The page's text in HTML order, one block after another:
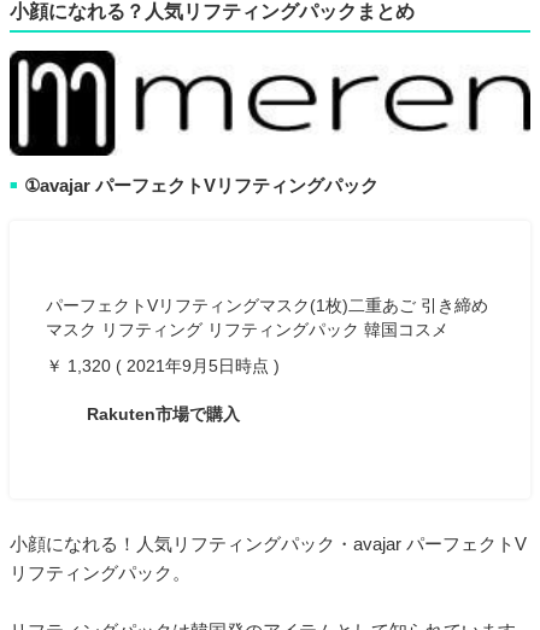
小顔になれる？人気リフティングパックまとめ
■ ①avajar パーフェクトVリフティングパック
パーフェクトVリフティングマスク(1枚)二重あご 引き締め
マスク リフティング リフティングパック 韓国コスメ
￥ 1,320 ( 2021年9月5日時点 )
Rakuten市場で購入
小顔になれる！人気リフティングパック・avajar パーフェクトV
リフティングパック。